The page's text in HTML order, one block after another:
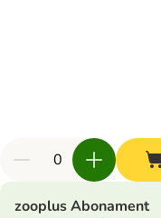
zooplus Abonament